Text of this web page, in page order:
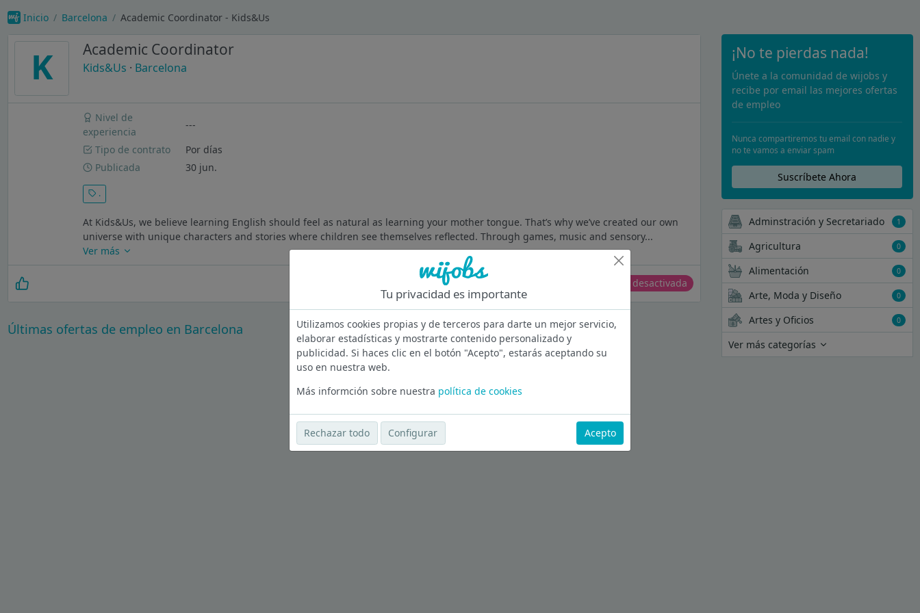
Inicio Barcelona Academic Coordinator - Kids&Us
K Academic Coordinator
Kids&Us · Barcelona
Nivel de
experiencia
---
Tipo de contrato
Por días
Publicada
30 jun.
.
At Kids&Us, we believe learning English should feel as natural as learning your mother tongue. That’s why we’ve created our own
universe with unique characters and stories where children see themselves reflected. Through games, music and sensory...
Ver más
Oferta desactivada
Últimas ofertas de empleo en Barcelona
Ver más ofertas
¡No te pierdas nada!
Únete a la comunidad de wijobs y
recibe por email las mejores ofertas
de empleo
Nunca compartiremos tu email con nadie y
no te vamos a enviar spam
Suscríbete Ahora
Adminstración y Secretariado 1
Agricultura 0
Alimentación 0
Arte, Moda y Diseño 0
Artes y Oficios 0
Ver más categorías
Tu privacidad es importante
Utilizamos cookies propias y de terceros para darte un mejor servicio,
elaborar estadísticas y mostrarte contenido personalizado y
publicidad. Si haces clic en el botón "Acepto", estarás aceptando su
uso en nuestra web.
Más informción sobre nuestra política de cookies
Rechazar todo Configurar Acepto